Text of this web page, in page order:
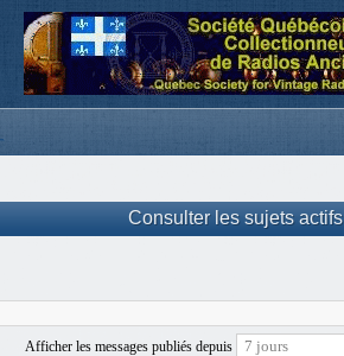
Consulter les sujets actifs
Afficher les messages publiés depuis